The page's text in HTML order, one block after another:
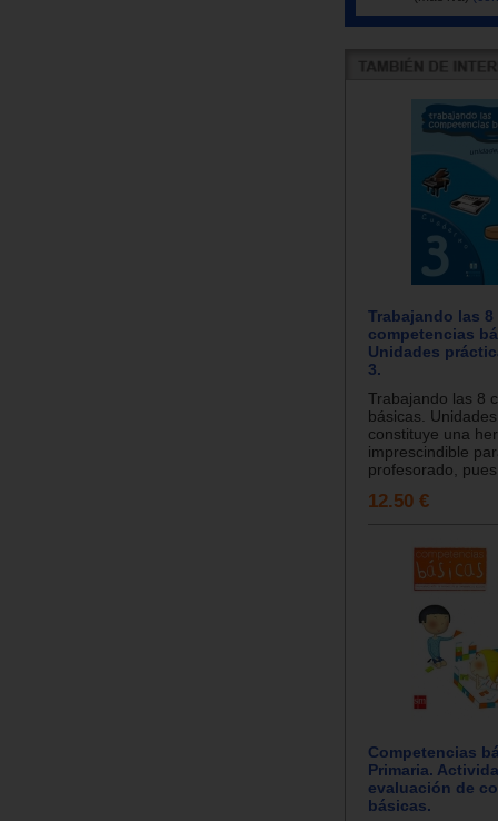
Trabajando las 8
competencias
Unidades
3.
Trabajando las 8
básicas.
constituye una
imprescindible
profesorado,
12.50 €
Competencias
Primaria.
evaluación de
básicas.